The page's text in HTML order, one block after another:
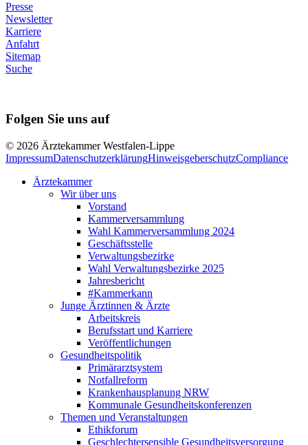
Presse
Newsletter
Karriere
Anfahrt
Sitemap
Suche
Folgen Sie uns auf
© 2026 Ärztekammer Westfalen-Lippe
ImpressumDatenschutzerklärungHinweisgeberschutzCompliance
Ärztekammer
Wir über uns
Vorstand
Kammerversammlung
Wahl Kammerversammlung 2024
Geschäftsstelle
Verwaltungsbezirke
Wahl Verwaltungsbezirke 2025
Jahresbericht
#Kammerkann
Junge Ärztinnen & Ärzte
Arbeitskreis
Berufsstart und Karriere
Veröffentlichungen
Gesundheitspolitik
Primärarztsystem
Notfallreform
Krankenhausplanung NRW
Kommunale Gesundheitskonferenzen
Themen und Veranstaltungen
Ethikforum
Geschlechtersensible Gesundheitsversorgung